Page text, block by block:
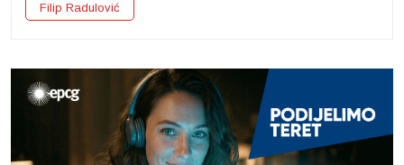
Filip Radulović